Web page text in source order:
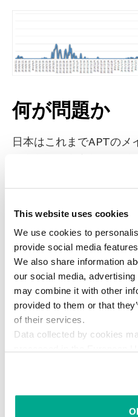
This website uses cookies
We use cookies to
provide social media
We also share information
our social media,
may combine it with other
provided to them or that
of their services.
Data collected by cookies
何が問題か
日本はこれまでAPTのメ
て意識する組織は多く
し、Kaspersky Labがブ
気づき調査を開始したの
ブルーターマイトの活動
にまで遡ることが調査の
す。
この攻撃は現在も活発に
ピアフィッシングメール
ていたブルーターマイト
取り入れた背景には、日
り始めたこともあると
っていることが窺えます